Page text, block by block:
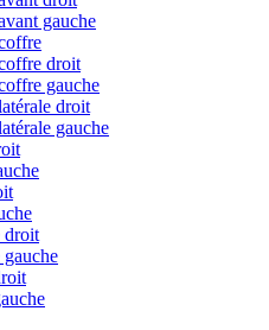
gauche
droit
gauche
droit
gauche
droit